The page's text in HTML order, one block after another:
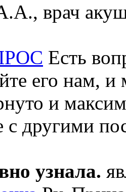
врач
Есть
его нам,
и
с другими
узнала.